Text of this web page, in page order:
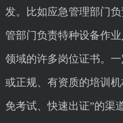
发。比如应急管理部门
管部门负责特种设备作
领域的许多岗位证书。
或正规、有资质的培训机
免考试、快速出证”的渠